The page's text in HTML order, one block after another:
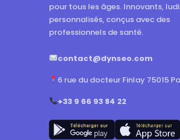
pour tous les âges. Innovants,
personnalisés, conçus avec des
professionnels de santé.
contact@dynseo.com
6 rue du docteur Finlay 75015
+33 9 66 93 84 22